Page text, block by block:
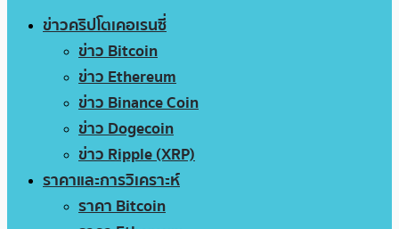
ข่าวคริปโตเคอเรนซี่
ข่าว Bitcoin
ข่าว Ethereum
ข่าว Binance Coin
ข่าว Dogecoin
ข่าว Ripple (XRP)
ราคาและการวิเคราะห์
ราคา Bitcoin